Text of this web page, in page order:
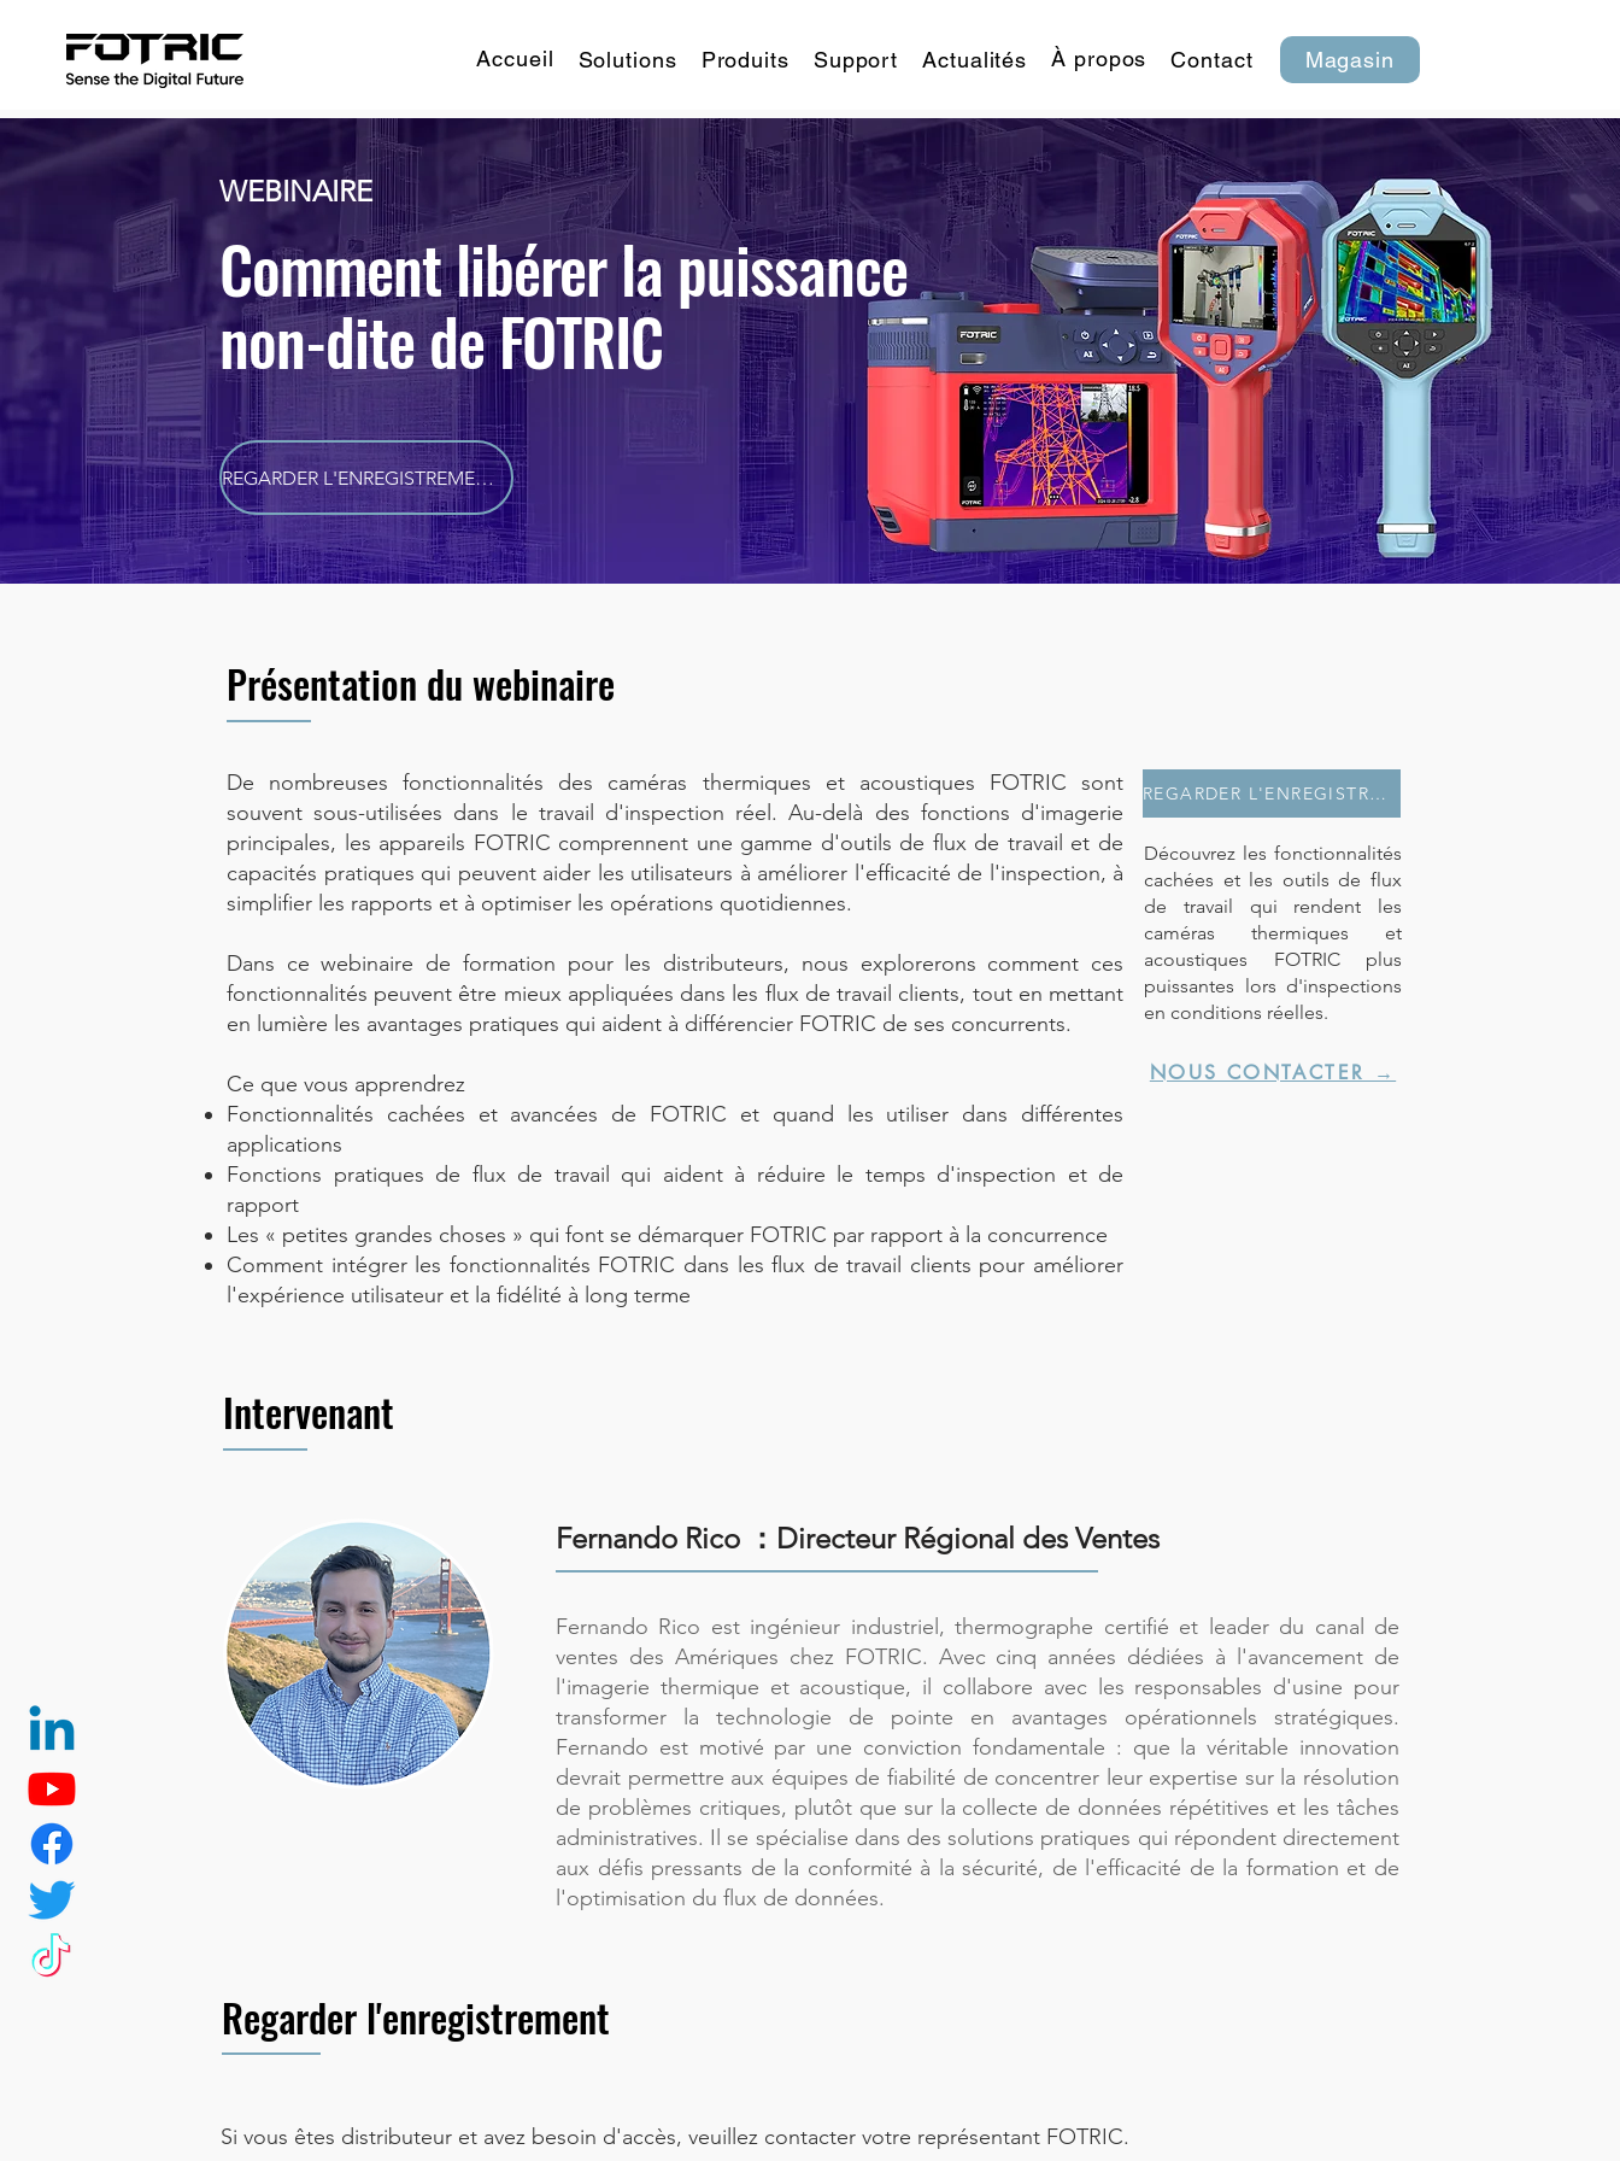
Accueil Solutions Produits Support Actualités À propos Contact Magasin
WEBINAIRE
Comment libérer la puissance
non-dite de FOTRIC
REGARDER L'ENREGISTREMENT ⬇
Présentation du webinaire
De nombreuses fonctionnalités des caméras thermiques et acoustiques FOTRIC sont
souvent sous-utilisées dans le travail d'inspection réel. Au-delà des fonctions d'imagerie
principales, les appareils FOTRIC comprennent une gamme d'outils de flux de travail et de
capacités pratiques qui peuvent aider les utilisateurs à améliorer l'efficacité de l'inspection, à
simplifier les rapports et à optimiser les opérations quotidiennes.
Dans ce webinaire de formation pour les distributeurs, nous explorerons comment ces
fonctionnalités peuvent être mieux appliquées dans les flux de travail clients, tout en mettant
en lumière les avantages pratiques qui aident à différencier FOTRIC de ses concurrents.
Ce que vous apprendrez
Fonctionnalités cachées et avancées de FOTRIC et quand les utiliser dans différentes
applications
Fonctions pratiques de flux de travail qui aident à réduire le temps d'inspection et de
rapport
Les « petites grandes choses » qui font se démarquer FOTRIC par rapport à la concurrence
Comment intégrer les fonctionnalités FOTRIC dans les flux de travail clients pour améliorer
l'expérience utilisateur et la fidélité à long terme
REGARDER L'ENREGISTREMENT
Découvrez les fonctionnalités
cachées et les outils de flux
de travail qui rendent les
caméras thermiques et
acoustiques FOTRIC plus
puissantes lors d'inspections
en conditions réelles.
NOUS CONTACTER →
Intervenant
Fernando Rico ： Directeur Régional des Ventes
Fernando Rico est ingénieur industriel, thermographe certifié et leader du canal de
ventes des Amériques chez FOTRIC. Avec cinq années dédiées à l'avancement de
l'imagerie thermique et acoustique, il collabore avec les responsables d'usine pour
transformer la technologie de pointe en avantages opérationnels stratégiques.
Fernando est motivé par une conviction fondamentale : que la véritable innovation
devrait permettre aux équipes de fiabilité de concentrer leur expertise sur la résolution
de problèmes critiques, plutôt que sur la collecte de données répétitives et les tâches
administratives. Il se spécialise dans des solutions pratiques qui répondent directement
aux défis pressants de la conformité à la sécurité, de l'efficacité de la formation et de
l'optimisation du flux de données.
Regarder l'enregistrement
Si vous êtes distributeur et avez besoin d'accès, veuillez contacter votre représentant FOTRIC.